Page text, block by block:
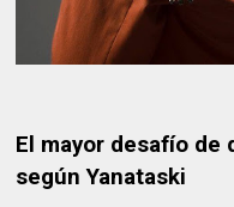
El mayor desafío de
según Yanataski